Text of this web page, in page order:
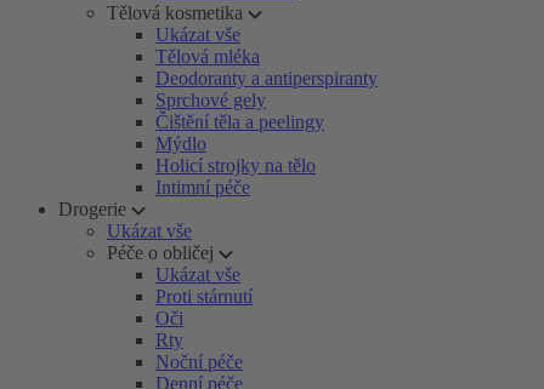
Tělová kosmetika
Ukázat vše
Tělová mléka
Deodoranty a antiperspiranty
Sprchové gely
Čištění těla a peelingy
Mýdlo
Holicí strojky na tělo
Intimní péče
Drogerie
Ukázat vše
Péče o obličej
Ukázat vše
Proti stárnutí
Oči
Rty
Noční péče
Denní péče